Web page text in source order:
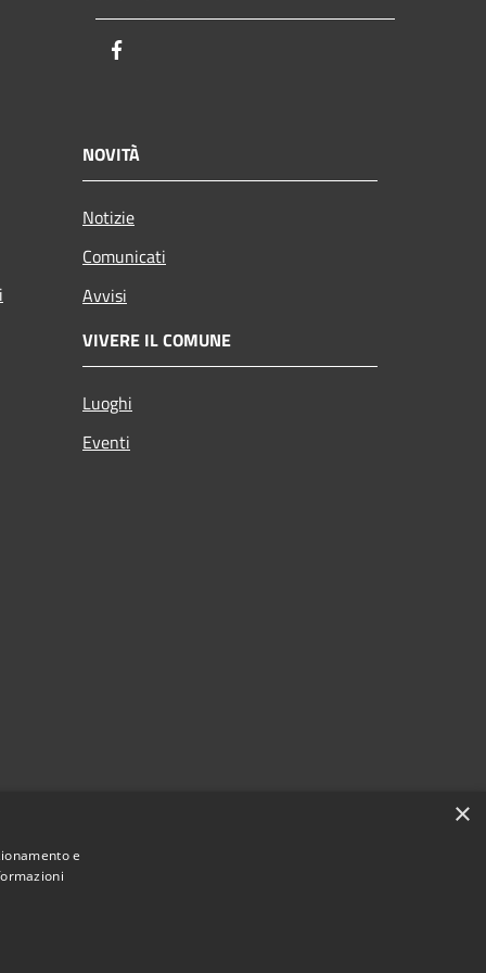
NOVITÀ
Notizie
Comunicati
Avvisi
VIVERE IL COMUNE
Luoghi
Eventi
×
e